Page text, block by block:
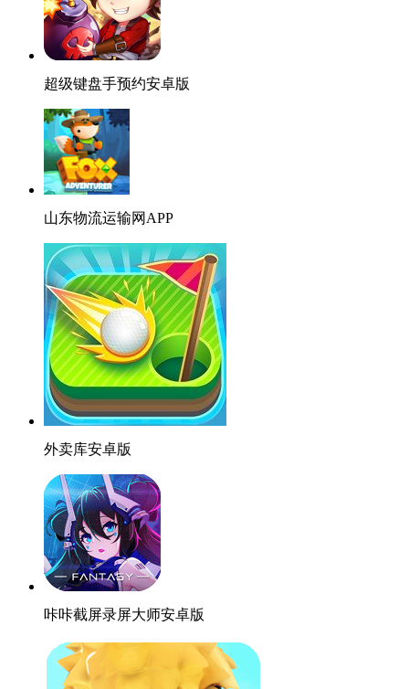
超级键盘手预约安卓版
山东物流运输网APP
外卖库安卓版
咔咔截屏录屏大师安卓版